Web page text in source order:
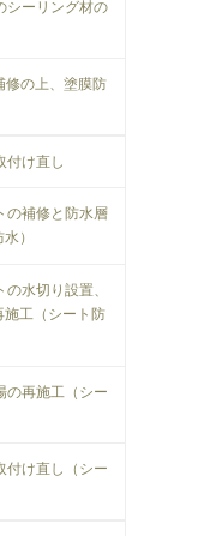
シーリング材の
修の上、塗膜防
付け直し
の補修と防水層
）
水切り設置、
施工（シート防
の再施工（シー
付け直し（シー